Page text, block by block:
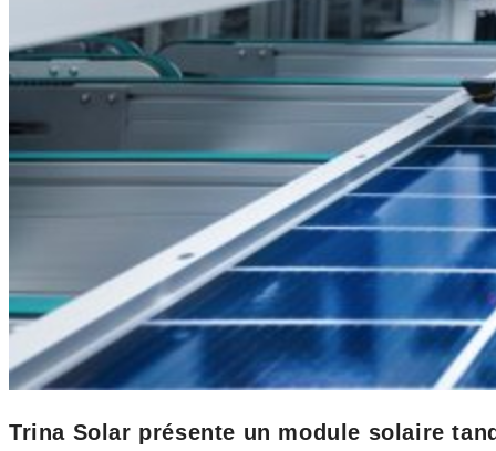
Trina Solar présente un module solaire